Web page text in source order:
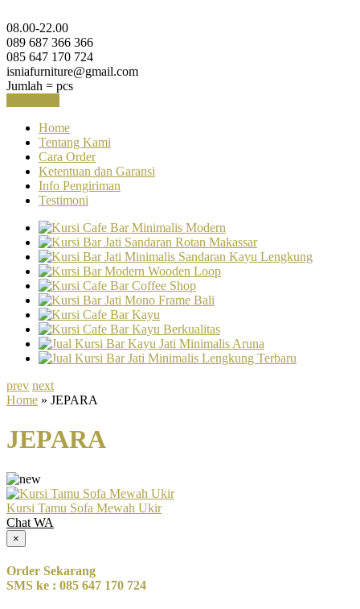
08.00-22.00
089 687 366 366
085 647 170 724
isniafurniture@gmail.com
Jumlah = pcs
Home
Tentang Kami
Cara Order
Ketentuan dan Garansi
Info Pengiriman
Testimoni
prev next
Home » JEPARA
JEPARA
Kursi Tamu Sofa Mewah Ukir
Chat WA
×
Order Sekarang
SMS ke : 085 647 170 724